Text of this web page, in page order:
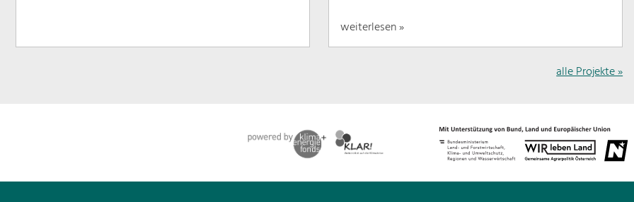
weiterlesen »
alle Projekte »